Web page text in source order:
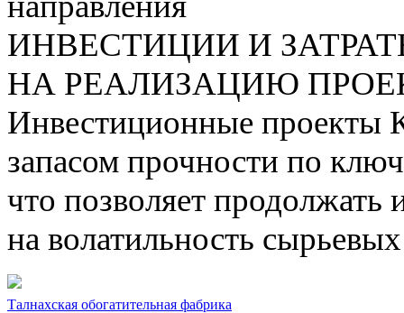
ИНВЕСТИЦИИ И
НА РЕАЛИЗАЦИЮ
Инвестиционные проекты
запасом прочности по
что позволяет продолжать
на волатильность
Талнахская обогатительная фабрика